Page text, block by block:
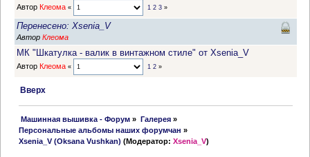
Автор Клеома « 1 2 3»
Перенесено: Xsenia_V
Автор Клеома
МК "Шкатулка - валик в винтажном стиле" от Xsenia_V
Автор Клеома « 1 2»
Вверх
Машинная вышивка - Форум » Галерея»
Персональные альбомы наших форумчан »
Xsenia_V (Oksana Vushkan) (Модератор:Xsenia_V)